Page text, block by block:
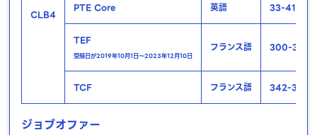
CLB4
PTE Core 英語 33-41
TEF
受験日が2019年10月1日～2023年12月10日
フランス語 300-349
TCF フランス語 342-374
ジョブオファー